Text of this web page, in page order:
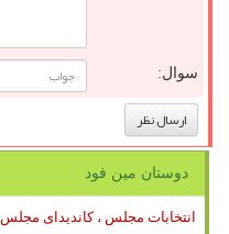
سوال:
دوستان مین فود
انتخابات مجلس ، کاندیدای مجلس